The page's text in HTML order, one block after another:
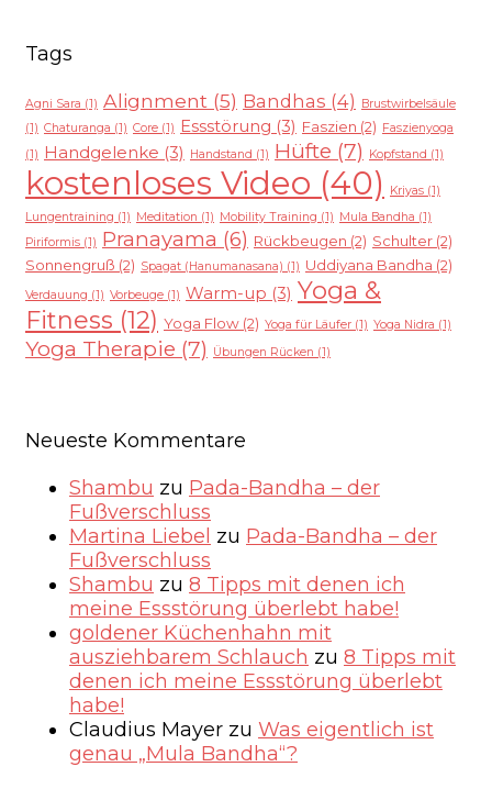
Tags
Agni Sara (1) Alignment (5) Bandhas (4)
Brustwirbelsäule
(1) Chaturanga (1) Core (1) Essstörung (3) Faszien (2) Faszienyoga
(1)
Handgelenke (3) Handstand (1) Hüfte (7) Kopfstand (1)
kostenloses Video (40) Kriyas (1)
Lungentraining (1) Meditation (1) Mobility Training (1) Mula Bandha (1)
Piriformis (1) Pranayama (6) Rückbeugen (2) Schulter (2)
Sonnengruß (2) Spagat (Hanumanasana) (1) Uddiyana Bandha (2)
Verdauung (1) Vorbeuge (1) Warm-up (3) Yoga &
Fitness (12) Yoga Flow (2) Yoga für Läufer (1) Yoga Nidra (1)
Yoga Therapie (7) Übungen Rücken (1)
Neueste Kommentare
Shambu zu Pada-Bandha – der
Fußverschluss
Martina Liebel zu Pada-Bandha – der
Fußverschluss
Shambu zu 8 Tipps mit denen ich
meine Essstörung überlebt habe!
goldener Küchenhahn mit
ausziehbarem Schlauch zu 8 Tipps mit
denen ich meine Essstörung überlebt
habe!
Claudius Mayer zu Was eigentlich ist
genau „Mula Bandha“?